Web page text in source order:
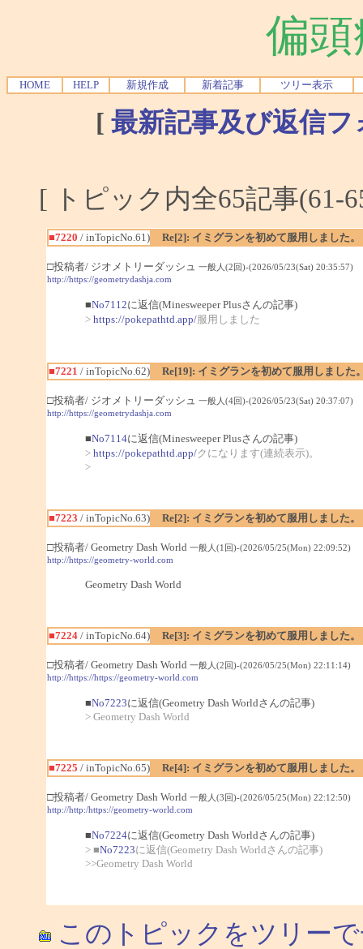
偏
HOME HELP 新規作成 新着記事 ツリー表示
[ 最新記事及び返信
[ トピック内全65記事
■7220 / inTopicNo.61) Re[2]: イミグランを初めて服用しました。
□投稿者/ ジオメトリーダッシュ 一般人(2回)-(2026/05/23(Sat) 20:35:57)
http://https://geometrydashja.com
■No7112に返信(Minesweeper Plusさんの記事)
> https://pokepathtd.app/服用しました
■7221 / inTopicNo.62) Re[19]: イミグランを初めて服用しました
□投稿者/ ジオメトリーダッシュ 一般人(4回)-(2026/05/23(Sat) 20:37:07)
http://https://geometrydashja.com
■No7114に返信(Minesweeper Plusさんの記事)
> https://pokepathtd.app/クになります(連続表示)。
>
■7223 / inTopicNo.63) Re[2]: イミグランを初めて服用しました。
□投稿者/ Geometry Dash World 一般人(1回)-(2026/05/25(Mon) 22:09:52)
http://https://geometry-world.com
Geometry Dash World
■7224/ inTopicNo.64) Re[3]: イミグランを初めて服用しました。
□投稿者/ Geometry Dash World 一般人(2回)-(2026/05/25(Mon) 22:11:14)
http://https://https://geometry-world.com
■No7223に返信(Geometry Dash Worldさんの記事)
> Geometry Dash World
■7225 / inTopicNo.65) Re[4]: イミグランを初めて服用しました。
□投稿者/ Geometry Dash World 一般人(3回)-(2026/05/25(Mon) 22:12:50)
http://http:/https://geometry-world.com
■No7224に返信(Geometry Dash Worldさんの記事)
> ■No7223に返信(Geometry Dash Worldさんの記事)
>>Geometry Dash World
このトピックをツリー